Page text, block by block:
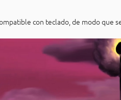
con teclado, de modo que